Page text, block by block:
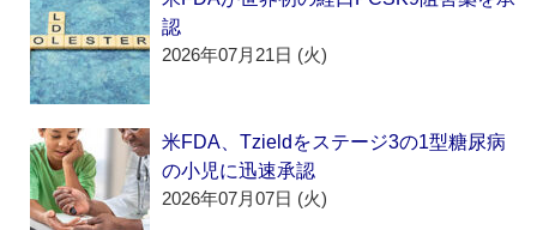
認
2026年07月21日 (火)
米FDA、Tzieldをステージ3の1型糖尿病
の小児に迅速承認
2026年07月07日 (火)